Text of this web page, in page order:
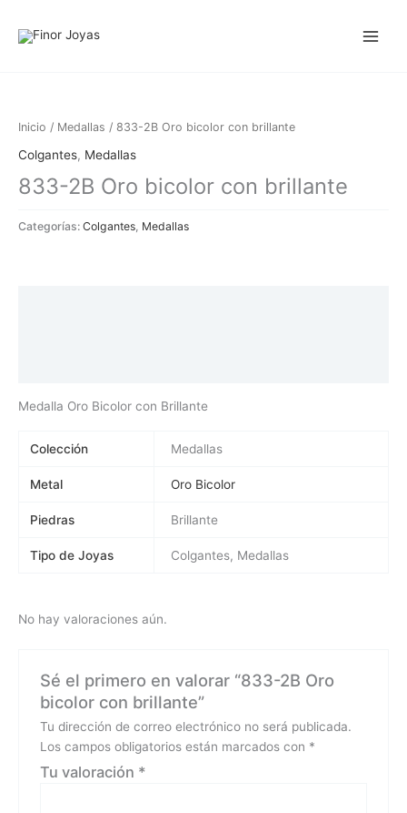
Inicio / Medallas / 833-2B Oro bicolor con brillante
Colgantes, Medallas
833-2B Oro bicolor con brillante
Categorías: Colgantes Medallas
Medalla Oro Bicolor con Brillante
Colección Medallas
Metal Oro Bicolor
Piedras Brillante
Tipo de Joyas Colgantes, Medallas
No hay valoraciones aún.
Sé el primero en valorar “833-2B Oro
bicolor con brillante”
Tu dirección de correo electrónico no será publicada.
Los campos obligatorios están marcados con *
Tu valoración *